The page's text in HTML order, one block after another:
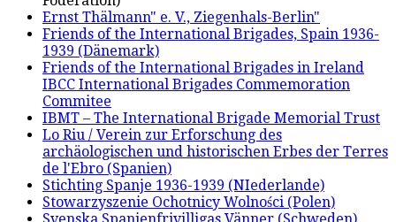
Ernst Thälmann" e. V., Ziegenhals-Berlin"
Friends of the International Brigades, Spain 1936-
1939 (Dänemark)
Friends of the International Brigades in Ireland
IBCC International Brigades Commemoration
Commitee
IBMT – The International Brigade Memorial Trust
Lo Riu / Verein zur Erforschung des
archäologischen und historischen Erbes der Terres
de l'Ebro (Spanien)
Stichting Spanje 1936-1939 (NIederlande)
Stowarzyszenie Ochotnicy Wolności (Polen)